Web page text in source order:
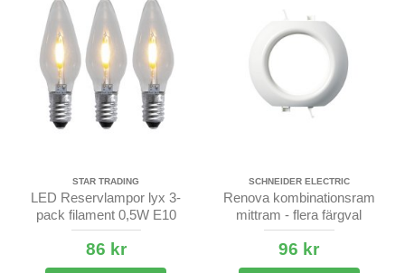
STAR TRADING
LED Reservlampor lyx 3-
pack filament 0,5W E10
86 kr
SCHNEIDER ELECTRIC
Renova kombinationsram
mittram - flera färgval
96 kr